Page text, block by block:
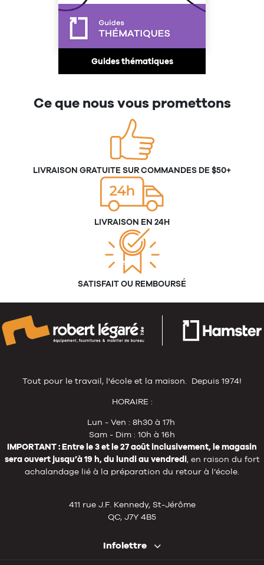
Guides thématiques
Ce que nous vous promettons
LIVRAISON GRATUITE SUR COMMANDES DE $50+
LIVRAISON EN 24H
SATISFAIT OU REMBOURSÉ
Tout pour le travail, l'école et la maison. Depuis 1974!
HORAIRE :
Lun - Ven : 8h30 à 17h
Sam - Dim : 10h à 16h
IMPORTANT : Entre le 3 et le 27 août inclusivement, le magasin
sera ouvert jusqu’à 19 h, du lundi au vendredi, en raison du fort
achalandage lié à la préparation du retour à l’école.
411 rue J.F. Kennedy, St-Jérôme
QC, J7Y 4B5
Infolettre